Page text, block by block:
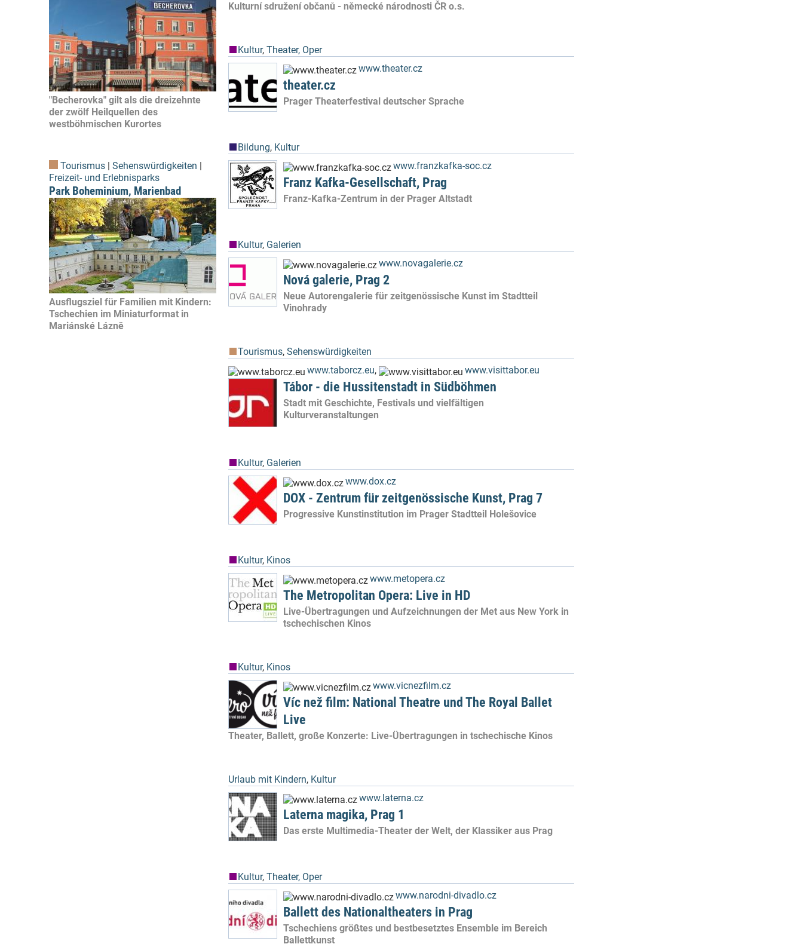
"Becherovka" gilt als die dreizehnte
der zwölf Heilquellen des
westböhmischen Kurortes
Tourismus | Sehenswürdigkeiten |
Freizeit- und Erlebnisparks
Park Boheminium, Marienbad
Ausflugsziel für Familien mit Kindern:
Tschechien im Miniaturformat in
Mariánské Lázně
Kulturní sdružení občanů - německé národnosti ČR o.s.
Kultur, Theater, Oper
www.theater.cz
theater.cz
Prager Theaterfestival deutscher Sprache
Bildung, Kultur
www.franzkafka-soc.cz
Franz Kafka-Gesellschaft, Prag
Franz-Kafka-Zentrum in der Prager Altstadt
Kultur, Galerien
www.novagalerie.cz
Nová galerie, Prag 2
Neue Autorengalerie für zeitgenössische Kunst im Stadtteil
Vinohrady
Tourismus, Sehenswürdigkeiten
www.taborcz.eu, www.visittabor.eu
Tábor - die Hussitenstadt in Südböhmen
Stadt mit Geschichte, Festivals und vielfältigen
Kulturveranstaltungen
Kultur, Galerien
www.dox.cz
DOX - Zentrum für zeitgenössische Kunst, Prag 7
Progressive Kunstinstitution im Prager Stadtteil Holešovice
Kultur, Kinos
www.metopera.cz
The Metropolitan Opera: Live in HD
Live-Übertragungen und Aufzeichnungen der Met aus New York in
tschechischen Kinos
Kultur, Kinos
www.vicnezfilm.cz
Víc než film: National Theatre und The Royal Ballet
Live
Theater, Ballett, große Konzerte: Live-Übertragungen in tschechische Kinos
Urlaub mit Kindern, Kultur
www.laterna.cz
Laterna magika, Prag 1
Das erste Multimedia-Theater der Welt, der Klassiker aus Prag
Kultur, Theater, Oper
www.narodni-divadlo.cz
Ballett des Nationaltheaters in Prag
Tschechiens größtes und bestbesetztes Ensemble im Bereich
Ballettkunst